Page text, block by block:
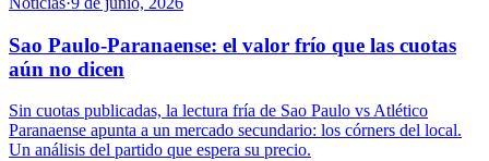
Sao Paulo-Paranaense: el valor frío que las cuotas
aún no dicen
Sin cuotas publicadas, la lectura fría de Sao Paulo vs Atlético
Paranaense apunta a un mercado secundario: los córners del local.
Un análisis del partido que espera su precio.